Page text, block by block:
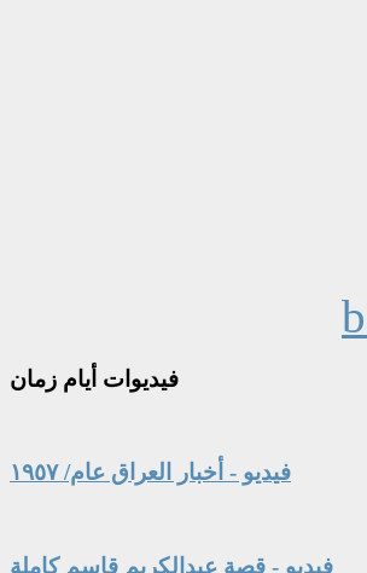
فيديوات أيام زمان
فيديو - أخبار العراق عام/ ١٩٥٧
فيديو - قصة عبدالكريم قاسم كاملة